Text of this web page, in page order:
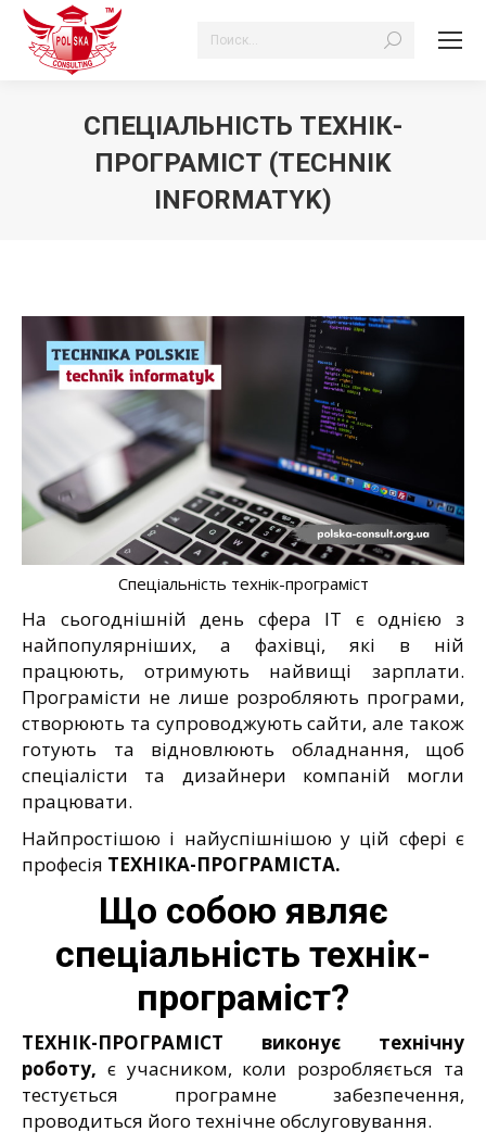
Search:
СПЕЦІАЛЬНІСТЬ ТЕХНІК-
ПРОГРАМІСТ (TECHNIK
INFORMATYK)
Спеціальність технік-програміст
На сьогоднішній день сфера IT є однією з
найпопулярніших, а фахівці, які в ній
працюють, отримують найвищі зарплати.
Програмісти не лише розробляють програми,
створюють та супроводжують сайти, але також
готують та відновлюють обладнання, щоб
спеціалісти та дизайнери компаній могли
працювати.
Найпростішою і найуспішнішою у цій сфері є
професія ТЕХНІКА-ПРОГРАМІСТА.
Що собою являє
спеціальність технік-
програміст?
ТЕХНІК-ПРОГРАМІСТ виконує технічну
роботу, є учасником, коли розробляється та
тестується програмне забезпечення,
проводиться його технічне обслуговування.